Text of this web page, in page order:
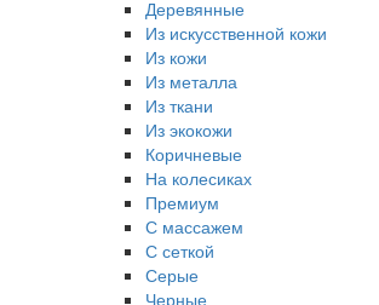
Деревянные
Из искусственной кожи
Из кожи
Из металла
Из ткани
Из экокожи
Коричневые
На колесиках
Премиум
С массажем
С сеткой
Серые
Черные